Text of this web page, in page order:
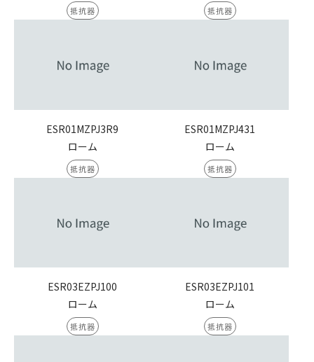
抵抗器 抵抗器
ESR01MZPJ3R9
ローム
抵抗器
ESR01MZPJ431
ローム
抵抗器
ESR03EZPJ100
ローム
抵抗器
ESR03EZPJ101
ローム
抵抗器